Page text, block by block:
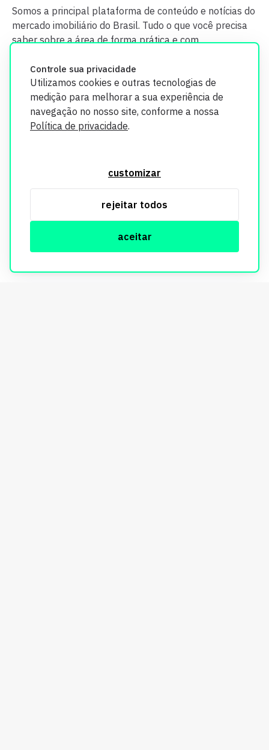
Controle sua privacidade
Utilizamos cookies e outras tecnologias de
medição para melhorar a sua experiência de
navegação no nosso site, conforme a nossa
Política de privacidade.
customizar
rejeitar todos
aceitar
Somos a principal plataforma de conteúdo e notícias do
mercado imobiliário do Brasil. Tudo o que você precisa
saber sobre a área de forma prática e com
segurança. Todos os dados coletados em nosso site são
utilizados exclusivamente para fins de aprimoramento de
informações, consulte nossa Política de Privacidade.
© Copyright Imobi Report. Todos os direitos reservados.
Política de privacidade
mobister